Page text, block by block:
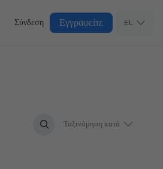
Σύνδεση Εγγραφείτε EL
Ταξινόμηση κατά